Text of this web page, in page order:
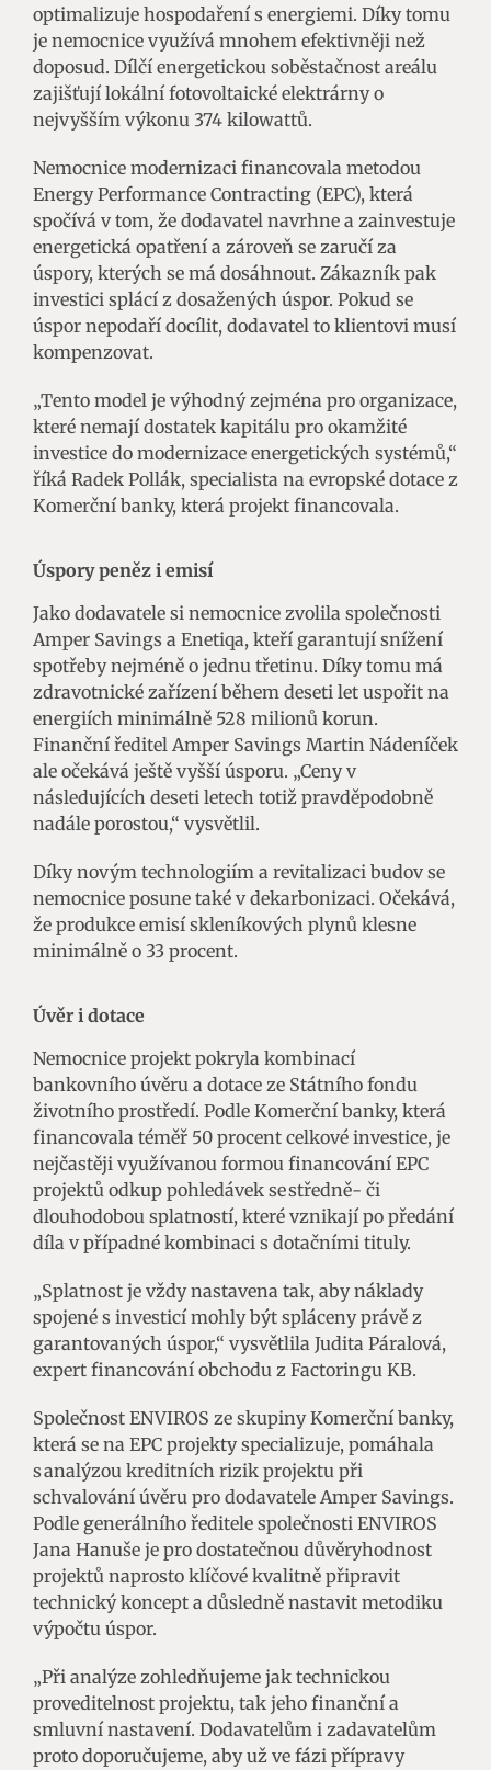
optimalizuje hospodaření s energiemi. Díky tomu
je nemocnice využívá mnohem efektivněji než
doposud. Dílčí energetickou soběstačnost areálu
zajišťují lokální fotovoltaické elektrárny o
nejvyšším výkonu 374 kilowattů.
Nemocnice modernizaci financovala metodou
Energy Performance Contracting (EPC), která
spočívá v tom, že dodavatel navrhne a zainvestuje
energetická opatření a zároveň se zaručí za
úspory, kterých se má dosáhnout. Zákazník pak
investici splácí z dosažených úspor. Pokud se
úspor nepodaří docílit, dodavatel to klientovi musí
kompenzovat.
„Tento model je výhodný zejména pro organizace,
které nemají dostatek kapitálu pro okamžité
investice do modernizace energetických systémů,“
říká Radek Pollák, specialista na evropské dotace z
Komerční banky, která projekt financovala.
Úspory peněz i emisí
Jako dodavatele si nemocnice zvolila společnosti
Amper Savings a Enetiqa, kteří garantují snížení
spotřeby nejméně o jednu třetinu. Díky tomu má
zdravotnické zařízení během deseti let uspořit na
energiích minimálně 528 milionů korun.
Finanční ředitel Amper Savings Martin Nádeníček
ale očekává ještě vyšší úsporu. „Ceny v
následujících deseti letech totiž pravděpodobně
nadále porostou,“ vysvětlil.
Díky novým technologiím a revitalizaci budov se
nemocnice posune také v dekarbonizaci. Očekává,
že produkce emisí skleníkových plynů klesne
minimálně o 33 procent.
Úvěr i dotace
Nemocnice projekt pokryla kombinací
bankovního úvěru a dotace ze Státního fondu
životního prostředí. Podle Komerční banky, která
financovala téměř 50 procent celkové investice, je
nejčastěji využívanou formou financování EPC
projektů odkup pohledávek se středně- či
dlouhodobou splatností, které vznikají po předání
díla v případné kombinaci s dotačními tituly.
„Splatnost je vždy nastavena tak, aby náklady
spojené s investicí mohly být spláceny právě z
garantovaných úspor,“ vysvětlila Judita Páralová,
expert financování obchodu z Factoringu KB.
Společnost ENVIROS ze skupiny Komerční banky,
která se na EPC projekty specializuje, pomáhala
s analýzou kreditních rizik projektu při
schvalování úvěru pro dodavatele Amper Savings.
Podle generálního ředitele společnosti ENVIROS
Jana Hanuše je pro dostatečnou důvěryhodnost
projektů naprosto klíčové kvalitně připravit
technický koncept a důsledně nastavit metodiku
výpočtu úspor.
„Při analýze zohledňujeme jak technickou
proveditelnost projektu, tak jeho finanční a
smluvní nastavení. Dodavatelům i zadavatelům
proto doporučujeme, aby už ve fázi přípravy